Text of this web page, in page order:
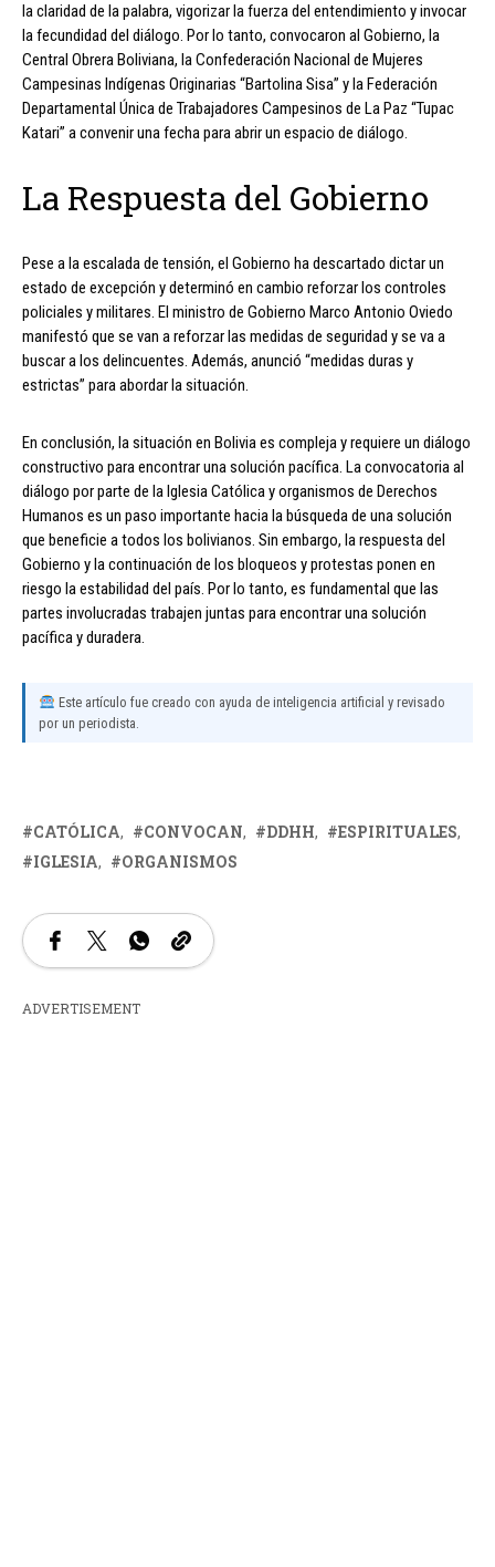
la claridad de la palabra, vigorizar la fuerza del entendimiento y invocar
la fecundidad del diálogo. Por lo tanto, convocaron al Gobierno, la
Central Obrera Boliviana, la Confederación Nacional de Mujeres
Campesinas Indígenas Originarias “Bartolina Sisa” y la Federación
Departamental Única de Trabajadores Campesinos de La Paz “Tupac
Katari” a convenir una fecha para abrir un espacio de diálogo.
La Respuesta del Gobierno
Pese a la escalada de tensión, el Gobierno ha descartado dictar un
estado de excepción y determinó en cambio reforzar los controles
policiales y militares. El ministro de Gobierno Marco Antonio Oviedo
manifestó que se van a reforzar las medidas de seguridad y se va a
buscar a los delincuentes. Además, anunció “medidas duras y
estrictas” para abordar la situación.
En conclusión, la situación en Bolivia es compleja y requiere un diálogo
constructivo para encontrar una solución pacífica. La convocatoria al
diálogo por parte de la Iglesia Católica y organismos de Derechos
Humanos es un paso importante hacia la búsqueda de una solución
que beneficie a todos los bolivianos. Sin embargo, la respuesta del
Gobierno y la continuación de los bloqueos y protestas ponen en
riesgo la estabilidad del país. Por lo tanto, es fundamental que las
partes involucradas trabajen juntas para encontrar una solución
pacífica y duradera.
Este artículo fue creado con ayuda de inteligencia artificial y revisado
por un periodista.
CATÓLICA CONVOCAN DDHH
ESPIRITUALES
IGLESIA
ORGANISMOS
ADVERTISEMENT